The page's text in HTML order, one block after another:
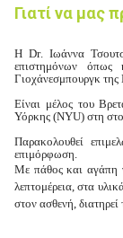
Γιατί να μας
Η Dr. Ιωάννα
επιστημόνων όπως
Γιοχάνεσμπουργκ της
Είναι μέλος του
Υόρκης (NYU) στη
Παρακολουθεί
επιμόρφωση.
Με πάθος και αγάπη
λεπτομέρεια, στα
στον ασθενή,